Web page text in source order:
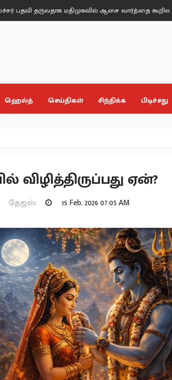
மதிமுகவில் ஆசை வார்த்தை கூறினார்கள் -
ஹெல்த் செய்திகள் சிந்திக்க பிடிச்சது
விழித்திருப்பது ஏன்?
தேஜஸ் 15 Feb, 2026 07:05 AM